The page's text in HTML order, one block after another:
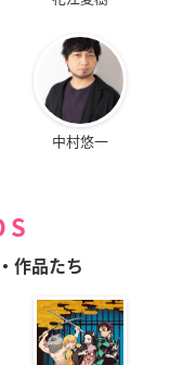
中村悠一
作品たち